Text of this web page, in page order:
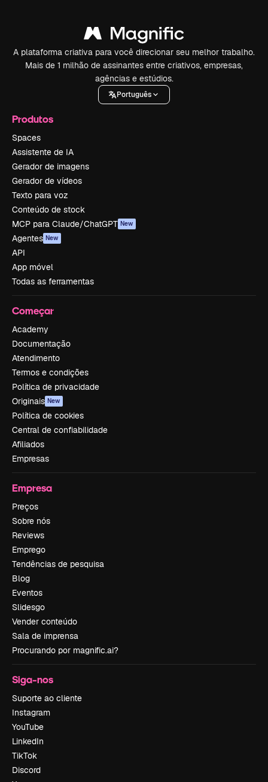
A plataforma criativa para você direcionar seu melhor trabalho.
Mais de 1 milhão de assinantes entre criativos, empresas,
agências e estúdios.
Português
Produtos
Spaces
Assistente de IA
Gerador de imagens
Gerador de vídeos
Texto para voz
Conteúdo de stock
MCP para Claude/ChatGPT New
Agentes New
API
App móvel
Todas as ferramentas
Começar
Academy
Documentação
Atendimento
Termos e condições
Política de privacidade
Originais New
Política de cookies
Central de confiabilidade
Afiliados
Empresas
Empresa
Preços
Sobre nós
Reviews
Emprego
Tendências de pesquisa
Blog
Eventos
Slidesgo
Vender conteúdo
Sala de imprensa
Procurando por magnific.ai?
Siga-nos
Suporte ao cliente
Instagram
YouTube
LinkedIn
TikTok
Discord